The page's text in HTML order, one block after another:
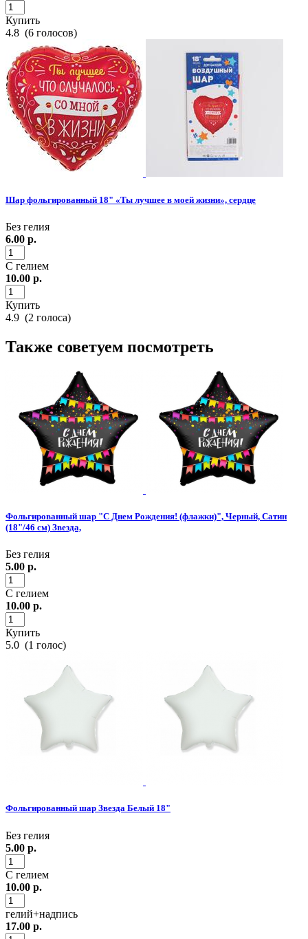
Купить
4.8 (6 голосов)
Шар фольгированный 18" «Ты лучшее в моей жизни», сердце
Без гелия
6.00 р.
С гелием
10.00 р.
Купить
4.9 (2 голоса)
Также советуем посмотреть
Фольгированный шар "С Днем Рождения! (флажки)", Черный, Сатин
(18"/46 см) Звезда,
Без гелия
5.00 р.
С гелием
10.00 р.
Купить
5.0 (1 голос)
Фольгированный шар Звезда Белый 18"
Без гелия
5.00 р.
С гелием
10.00 р.
гелий+надпись
17.00 р.